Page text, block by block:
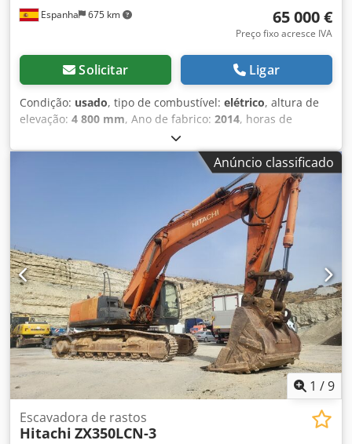
Espanha 675 km 65 000 €
Preço fixo acresce IVA
Solicitar Ligar
Condição: usado, tipo de combustível: elétrico, altura de
elevação: 4 800 mm, Ano de fabrico: 2014, horas de
, Peso em vazio: 23.500 kg Carga
útil: 1.800 kg Peso bruto total: 25.300 kg Dimensões (C x L x
A): 900 x 299 x 308 cm Largura das esteiras: 60 cm Dedezb
Nc Nspfx Aaiekr = Outras opções e acessórios = - Sistema
Anúncio classificado
1 /9
Escavadora de rastos
Hitachi ZX350LCN-3